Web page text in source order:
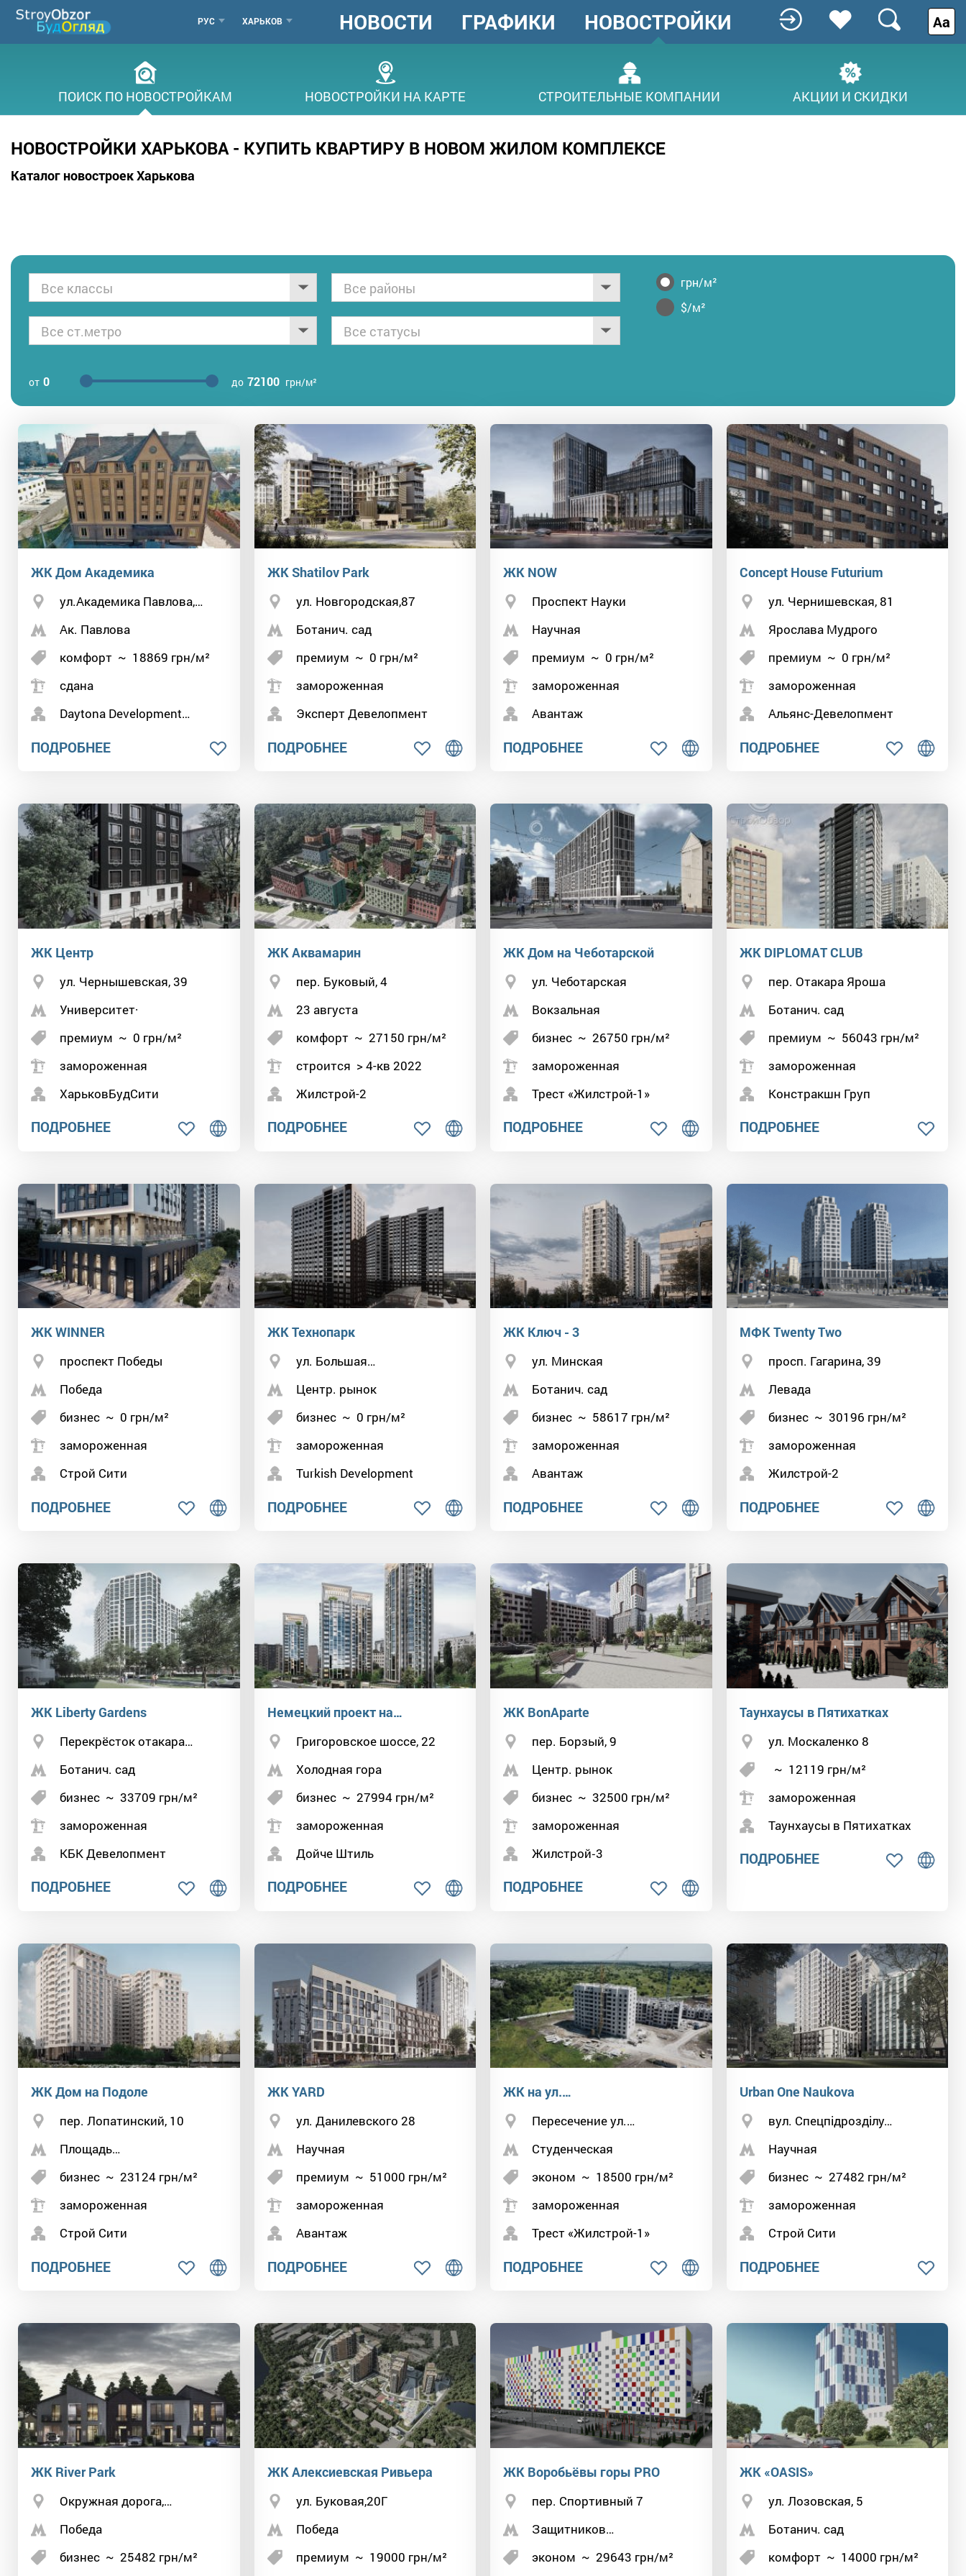
Перейти
основному
РУС
МЕНЮ
ГОРОДОВ
ХАРЬКОВ
ГОЛОВНЕ
МЕНЮ
НОВОСТИ ГРАФИКИ НОВОСТРОЙКИ
ПОИСК ПО НОВОСТРОЙКАМ НОВОСТРОЙКИ НА КАРТЕ СТРОИТЕЛЬНЫЕ КОМПАНИИ АКЦИИ И СКИДКИ
Аа
НОВОСТРОЙКИ ХАРЬКОВА - КУПИТЬ КВАРТИРУ В НОВОМ ЖИЛОМ КОМПЛЕКСЕ
Каталог новостроек Харькова
Все классы Все районы
Все ст.метро Все статусы
от 0 до 72100 грн/м²
грн/м²
$/м²
ЖК Дом Академика
ул.Академика Павлова,…
Ак. Павлова
комфорт ~ 18869 грн/м²
сдана
Daytona Development…
ПОДРОБНЕЕ
ЖК Shatilov Park
ул. Новгородская,87
Ботанич. сад
премиум ~ 0 грн/м²
замороженная
Эксперт Девелопмент
ПОДРОБНЕЕ
ЖК NOW
Проспект Науки
Научная
премиум ~ 0 грн/м²
замороженная
Авантаж
ПОДРОБНЕЕ
Concept House Futurium
ул. Чернишевская, 81
Ярослава Мудрого
премиум ~ 0 грн/м²
замороженная
Альянс-Девелопмент
ПОДРОБНЕЕ
ЖК Центр
ул. Чернышевская, 39
Университет·
премиум ~ 0 грн/м²
замороженная
ХарьковБудСити
ПОДРОБНЕЕ
ЖК Аквамарин
пер. Буковый, 4
23 августа
комфорт~ 27150 грн/м²
строится > 4-кв 2022
Жилстрой-2
ПОДРОБНЕЕ
ЖК Дом на Чеботарской
ул. Чеботарская
Вокзальная
бизнес ~ 26750 грн/м²
замороженная
Трест «Жилстрой-1»
ПОДРОБНЕЕ
ЖК DIPLOMAT CLUB
пер. Отакара Яроша
Ботанич. сад
премиум ~ 56043 грн/м²
замороженная
Констракшн Груп
ПОДРОБНЕЕ
ЖК WINNER
проспект Победы
Победа
бизнес ~ 0 грн/м²
замороженная
Строй Сити
ПОДРОБНЕЕ
ЖК Технопарк
ул. Большая…
Центр. рынок
бизнес~ 0 грн/м²
замороженная
Turkish Development
ПОДРОБНЕЕ
ЖК Ключ - 3
ул. Минская
Ботанич. сад
бизнес ~ 58617 грн/м²
замороженная
Авантаж
ПОДРОБНЕЕ
МФК Twenty Two
просп. Гагарина, 39
Левада
бизнес~ 30196 грн/м²
замороженная
Жилстрой-2
ПОДРОБНЕЕ
ЖК Liberty Gardens
Перекрёсток отакара…
Ботанич. сад
бизнес ~ 33709 грн/м²
замороженная
КБК Девелопмент
ПОДРОБНЕЕ
Немецкий проект на…
Григоровское шоссе, 22
Холодная гора
бизнес~ 27994грн/м²
замороженная
Дойче Штиль
ПОДРОБНЕЕ
ЖК BonAparte
пер. Борзый, 9
Центр. рынок
бизнес ~ 32500 грн/м²
замороженная
Жилстрой‑3
ПОДРОБНЕЕ
Таунхаусы в Пятихатках
ул. Москаленко 8
~ 12119 грн/м²
замороженная
Таунхаусы в Пятихатках
ПОДРОБНЕЕ
ЖК Дом на Подоле
пер. Лопатинский, 10
Площадь…
бизнес ~ 23124 грн/м²
замороженная
Строй Сити
ПОДРОБНЕЕ
ЖК YARD
ул. Данилевского 28
Научная
премиум ~ 51000 грн/м²
замороженная
Авантаж
ПОДРОБНЕЕ
ЖК на ул.…
Пересечение ул.…
Студенческая
эконом ~ 18500 грн/м²
замороженная
Трест «Жилстрой-1»
ПОДРОБНЕЕ
Urban One Naukova
вул. Спецпідрозділу…
Научная
бизнес~ 27482 грн/м²
замороженная
Строй Сити
ПОДРОБНЕЕ
ЖК River Park
Окружная дорога,…
Победа
бизнес ~ 25482 грн/м²
ЖК Алексиевская Ривьера
ул. Буковая,20Г
Победа
премиум ~ 19000 грн/м²
ЖК Воробьёвы горы PRO
пер. Спортивный 7
Защитников…
эконом ~ 29643 грн/м²
ЖК «OASIS»
ул. Лозовская, 5
Ботанич. сад
комфорт~ 14000 грн/м²